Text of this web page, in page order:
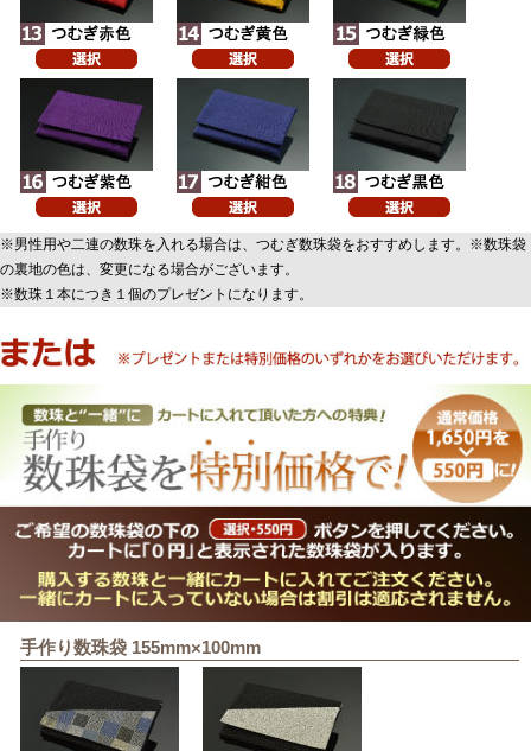
※男性用や二連の数珠を入れる場合は、つむぎ数珠袋をおすすめします。※数珠袋
の裏地の色は、変更になる場合がございます。
※数珠１本につき１個のプレゼントになります。
手作り数珠袋 155mm×100mm